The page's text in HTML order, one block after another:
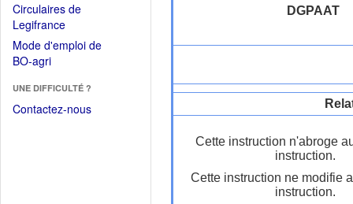
Circulaires de
Legifrance(Ouvrir
dans
une
fenêtre)
Mode d'emploi de
BO-agri(Ouvrir
une
nouvelle
UNE DIFFICULTÉ ?
Contactez-nous
DGPAAT
Cette instruction n'abroge
instruction.
Cette instruction ne modifie
instruction.